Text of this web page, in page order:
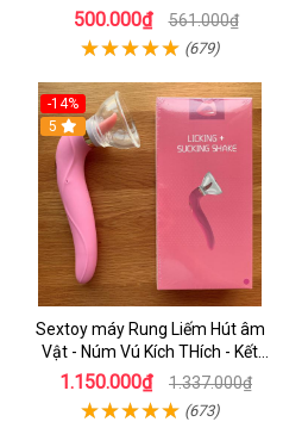
Vú 10 Chế Độ Sướng Tê Người
500.000₫ 561.000₫
(679)
-14%
5
Sextoy máy Rung Liếm Hút âm
Vật - Núm Vú Kích THích - Kết
Hợp Đầu Rung Kích Thích âm
Đạo Cho Nữ Tự Sướng
1.150.000₫ 1.337.000₫
(673)